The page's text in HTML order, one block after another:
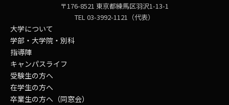
〒176-8521 東京都練馬区羽沢1-13-1
TEL 03-3992-1121（代表）
大学について
学部・大学院・別科
指導陣
キャンパスライフ
受験生の方へ
在学生の方へ
卒業生の方へ（同窓会）